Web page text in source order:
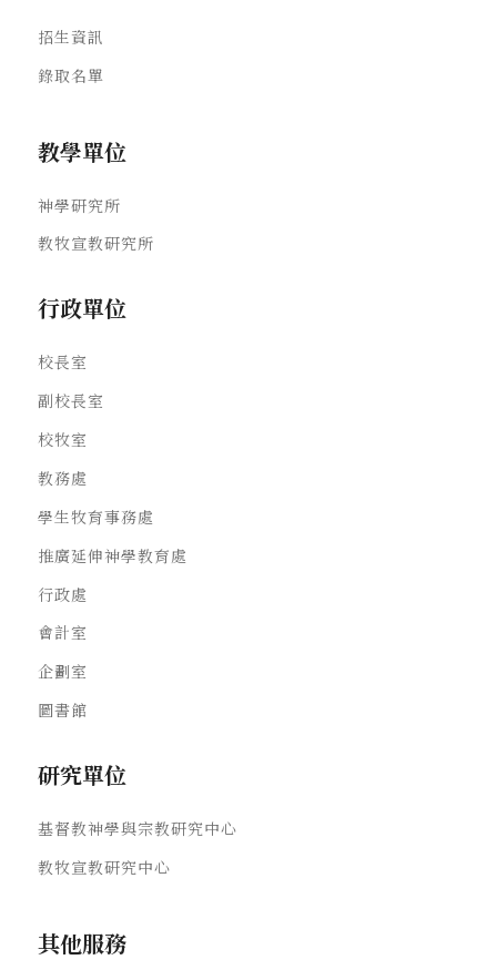
招生資訊
錄取名單
教學單位
神學研究所
教牧宣教研究所
行政單位
校長室
副校長室
校牧室
教務處
學生牧育事務處
推廣延伸神學教育處
行政處
會計室
企劃室
圖書館
研究單位
基督教神學與宗教研究中心
教牧宣教研究中心
其他服務